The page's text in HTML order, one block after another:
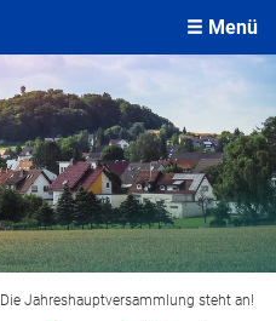
Menü
Die Jahreshauptversammlung steht an!